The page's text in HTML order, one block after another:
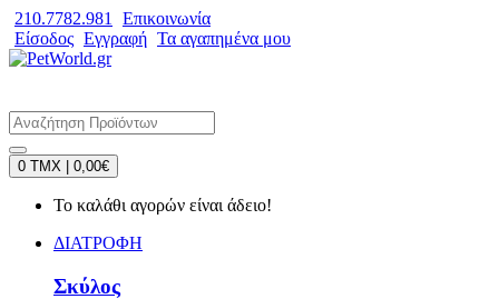
210.7782.981
Επικοινωνία
Είσοδος Εγγραφή Τα αγαπημένα μου
0 TMX | 0,00€
Το καλάθι αγορών είναι άδειο!
ΔΙΑΤΡΟΦΗ
Σκύλος